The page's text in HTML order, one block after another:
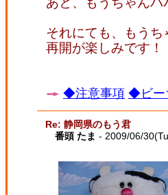
それにても、もう
再開が楽しみです！
◆注意事項 ◆ビー
Re: 静岡県のもう君
番頭 たま - 2009/06/